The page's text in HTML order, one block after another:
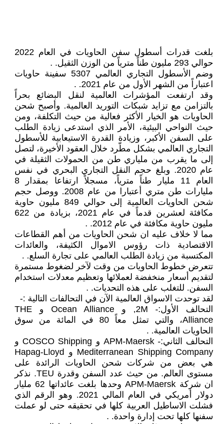
بلغت قدرات أسطول سفن الحاويات في العام 2022
حوالي 293 مليون طناً مترياً من الوزن الثقيل. .
وضم الأسطول التجاري العالمي 5307 سفينة حاويات
اعتباراً من الشهر الأول من عام 2021. .
وقد ارتفعت المؤشرات العالمية لنقل البضائع بحراً
بالتزامن مع تزايد شبكات التوريد العالمية. وأصبح شحن
الحاويات هو الخيار الأكثر فعالية من حيث التكلفة، ومن
حيث النواحي البيئية، الأمر الذي استدعى زيادة الطلب
على السفن الأكبر، وزيادة القدرة الاستيعابية للأسطول
التجاري العالمي بشكل مطّرد خلال العقود الأخيرة، لتصل
إلى ما يقرب من ملياري طن من الحمولات الثقيلة في
عام 2020. وبلغ حجم النقل التجاري البحري في نفس
العام 11 مليار طناً مترياً، مسجلاً ارتفاعا بمقدار 8
مليارات طن متري أعتبارا من عام 2008. ووصل حجم
شحن الحاويات العالمية إلى حوالي 849 مليون حاوية
مكافئة لعشرين قدماً في عام 2021، بزيادة من 622
مليون حاوية مكافئة في عام 2012. .
مما لا خلاف عليه ان شحن الحاويات من أهم القطاعات
الاقتصادية ذات رؤوس الاموال الكثيفة، والعائدات
المكتسبة من زيادة الطلب العالمي على تجارة السلع. .
تتعرض خطوط الحاويات من وقت لآخر لضغوط مستمرة
لتقديم أسعار منخفضة لعملائها وتعظيم معدلات استخدام
السفن. للتغلب على هذه التحديات. .
لقد توحدت الاسواق العالمية الآن في التحالفات التالية :-
التحالف الأول:- 2M, و Ocean Alliance و THE
Alliance، والتي تمثل معاً 80 في المائة من سوق
الحاويات العالمية. .
التحالف الثاني:- APM-Maersk و COSCO Shipping و
Mediterranean Shipping Company و Hapag-Lloyd
هي بعض من شركات شحن الحاويات الرائدة على
مستوى العالم. من حيث عدد السفن وقدرة TEU. نذكر
ان شركة APM-Maersk وحدها بلغت عائداتها 62 مليار
دولار أمريكي في العام المالي 2021. وهو الرقم الذي
فشلت الاساطيل العربية كلها في تحقيقه حتى لو عملت
سفنها كلها تحت إدارة واحدة. .